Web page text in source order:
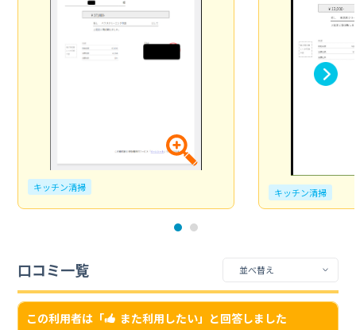
キッチン清掃 キッチン清掃
口コミ一覧
この利用者は「 また利用したい」と回答しました